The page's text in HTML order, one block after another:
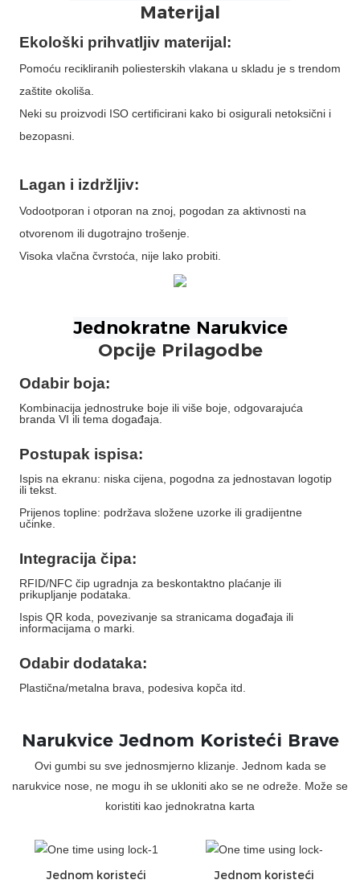
Materijal
Ekološki prihvatljiv materijal:
Pomoću recikliranih poliesterskih vlakana u skladu je s trendom
zaštite okoliša.
Neki su proizvodi ISO certificirani kako bi osigurali netoksični i
bezopasni.
Lagan i izdržljiv:
Vodootporan i otporan na znoj, pogodan za aktivnosti na
otvorenom ili dugotrajno trošenje.
Visoka vlačna čvrstoća, nije lako probiti.
Jednokratne Narukvice
Opcije Prilagodbe
Odabir boja:
Kombinacija jednostruke boje ili više boje, odgovarajuća
branda VI ili tema događaja.
Postupak ispisa:
Ispis na ekranu: niska cijena, pogodna za jednostavan logotip
ili tekst.
Prijenos topline: podržava složene uzorke ili gradijentne
učinke.
Integracija čipa:
RFID/NFC čip ugradnja za beskontaktno plaćanje ili
prikupljanje podataka.
Ispis QR koda, povezivanje sa stranicama događaja ili
informacijama o marki.
Odabir dodataka:
Plastična/metalna brava, podesiva kopča itd.
Narukvice Jednom Koristeći Brave
Ovi gumbi su sve jednosmjerno klizanje. Jednom kada se
narukvice nose, ne mogu ih se ukloniti ako se ne odreže. Može se
koristiti kao jednokratna karta
Jednom koristeći Jednom koristeći